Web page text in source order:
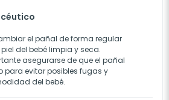
el pañal de forma regular
del bebé limpia y seca.
asegurarse de que el pañal
para evitar posibles fugas y
del bebé.